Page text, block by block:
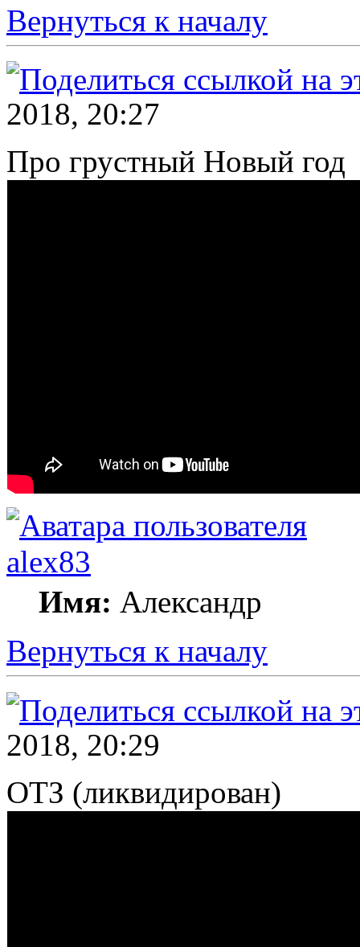
Вернуться к началу
2018, 20:27
Про грустный Новый год
alex83
Имя: Александр
Вернуться к началу
2018, 20:29
ОТЗ (ликвидирован)